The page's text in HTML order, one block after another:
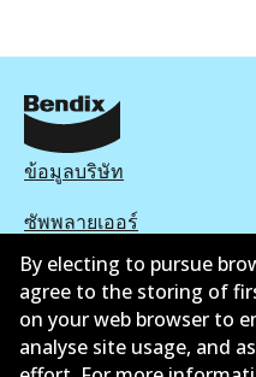
ข้อมูลบริษัท
ซัพพลายเออร์
ติดต่อ
นโยบายความเป็นส่วนตัว
By electing to pursue
agree to the storing of
on your web browser to
analyse site usage, and